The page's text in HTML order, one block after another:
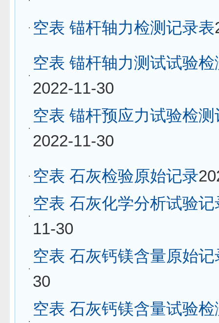
空表 锚杆轴力检测记录表
空表 锚杆轴力测试试验
2022-11-30
空表 锚杆预应力试验检
2022-11-30
空表 石灰检验原始记录
空表 石灰化学分析试验记
11-30
空表 石灰钙镁含量原始记
30
空表 石灰钙镁含量试验